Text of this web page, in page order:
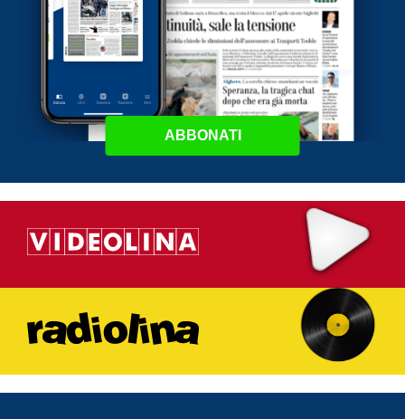
ABBONATI